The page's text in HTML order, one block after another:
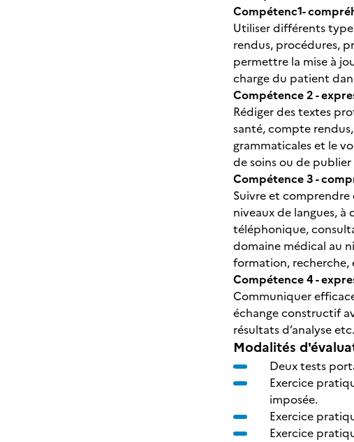
Compétenc1-
Utiliser différents
rendus, procédures,
permettre la mise à
charge du patient
Compétence 2 -
Rédiger des textes
santé, compte
grammaticales et le
de soins ou de
Compétence 3 -
Suivre et
niveaux de langues,
téléphonique,
domaine médical au
formation, recherche,
Compétence 4 -
Communiquer
échange constructif
résultats d’analyse
Modalités
Deux tests
Exercice
imposée.
Exercice
Exercice